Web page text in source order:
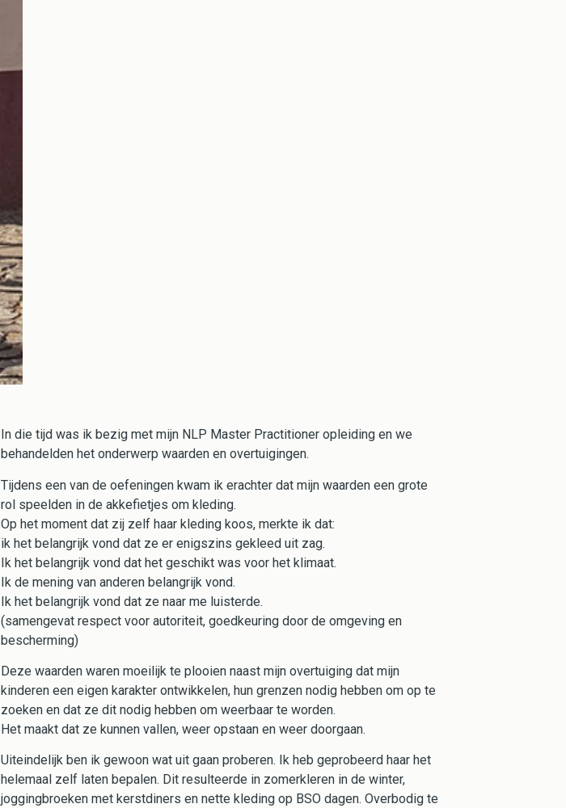
In die tijd was ik bezig met mijn NLP Master Practitioner opleiding en we
behandelden het onderwerp waarden en overtuigingen.
Tijdens een van de oefeningen kwam ik erachter dat mijn waarden een grote
rol speelden in de akkefietjes om kleding.
Op het moment dat zij zelf haar kleding koos, merkte ik dat:
ik het belangrijk vond dat ze er enigszins gekleed uit zag.
Ik het belangrijk vond dat het geschikt was voor het klimaat.
Ik de mening van anderen belangrijk vond.
Ik het belangrijk vond dat ze naar me luisterde.
(samengevat respect voor autoriteit, goedkeuring door de omgeving en
bescherming)
Deze waarden waren moeilijk te plooien naast mijn overtuiging dat mijn
kinderen een eigen karakter ontwikkelen, hun grenzen nodig hebben om op te
zoeken en dat ze dit nodig hebben om weerbaar te worden.
Het maakt dat ze kunnen vallen, weer opstaan en weer doorgaan.
Uiteindelijk ben ik gewoon wat uit gaan proberen. Ik heb geprobeerd haar het
helemaal zelf laten bepalen. Dit resulteerde in zomerkleren in de winter,
joggingbroeken met kerstdiners en nette kleding op BSO dagen. Overbodig te